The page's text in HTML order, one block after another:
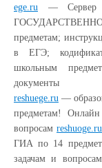
ege.ru — Сервер
предметам;
в ЕГЭ;
школьным
документы
reshuege.ru —
предметам!
вопросам reshuoge.ru
ГИА по 14
задачам и